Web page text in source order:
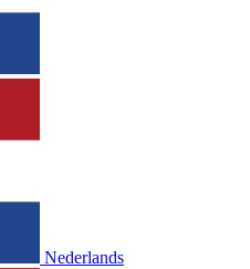
Nederlands